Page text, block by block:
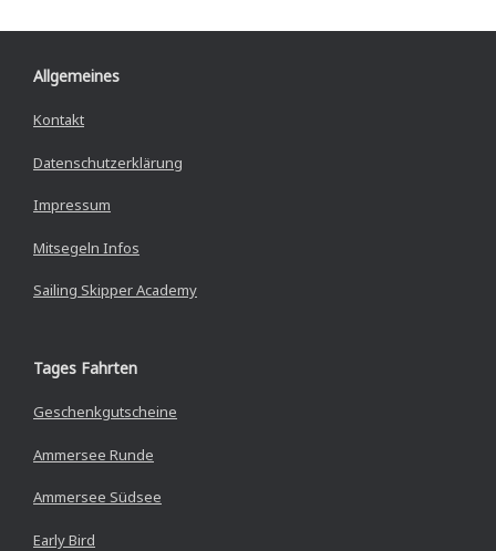
Allgemeines
Kontakt
Datenschutzerklärung
Impressum
Mitsegeln Infos
Sailing Skipper Academy
Tages Fahrten
Geschenkgutscheine
Ammersee Runde
Ammersee Südsee
Early Bird